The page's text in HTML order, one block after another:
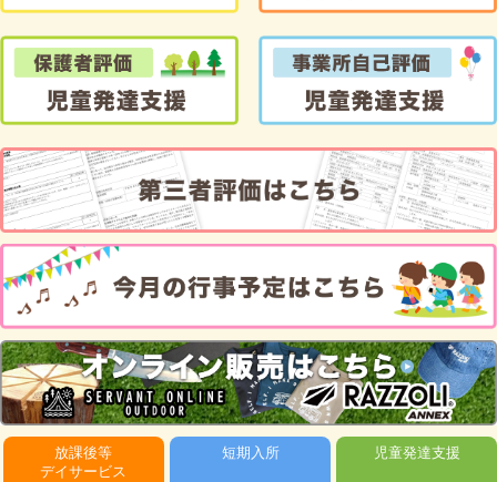
放課後等
デイサービス
短期入所 児童発達支援